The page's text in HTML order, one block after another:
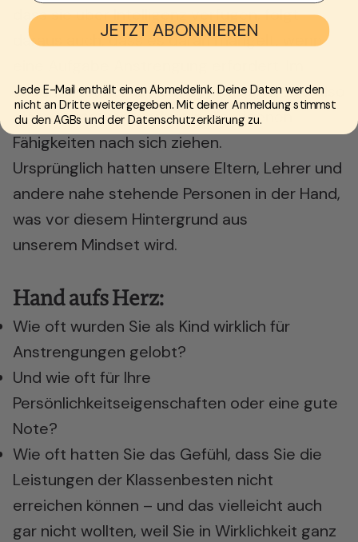
dass sie über Intelligenz verfügen, folgt
daraus auch, dass es daran mangelt, wenn
ungünstigsten Fall kann das „falsche“ Lob also
einen Vertrauensverlust in die eigenen
Fähigkeiten nach sich ziehen.
Ursprünglich hatten unsere Eltern, Lehrer und
andere nahe stehende Personen in der Hand,
was vor diesem Hintergrund aus
unserem Mindset wird.
Hand aufs Herz:
Wie oft wurden Sie als Kind wirklich für
Anstrengungen gelobt?
Und wie oft für Ihre
Persönlichkeitseigenschaften oder eine gute
Note?
Wie oft hatten Sie das Gefühl, dass Sie die
Leistungen der Klassenbesten nicht
erreichen können – und das vielleicht auch
gar nicht wollten, weil Sie in Wirklichkeit ganz
JETZT ABONNIEREN
Jede E-Mail enthält einen Abmeldelink. Deine Daten werden
nicht an Dritte weitergegeben. Mit deiner Anmeldung stimmst
du den AGBs und der Datenschutzerklärung zu.